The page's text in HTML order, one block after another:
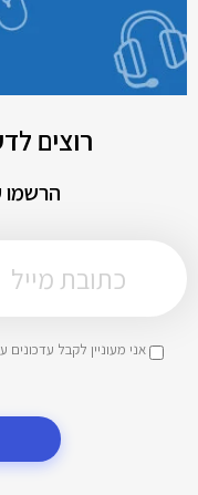
רוצים
הרשמו
אני מעוניין לקבל